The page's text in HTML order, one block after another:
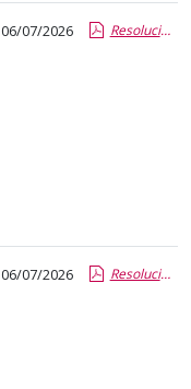
06/07/2026 Resolución Prácticas ERASMUS Comisión2.pdf.pdf
06/07/2026 Resolución Prácticas Erasmus. Comision 2.pdf.pdf